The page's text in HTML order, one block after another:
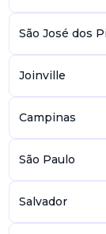
São José dos
Joinville
Campinas
São Paulo
Salvador